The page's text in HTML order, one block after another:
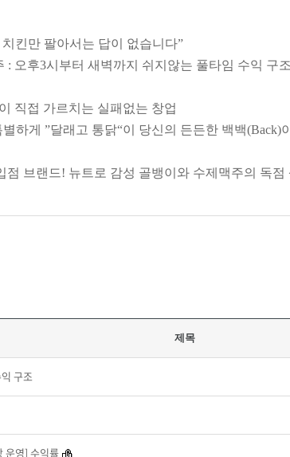
치킨만 팔아서는 답이 없습니다”
: 오후3시부터 새벽까지 쉬지않는 풀타임 수익 구조
직접 가르치는 실패없는 창업
하게 ”달래고 통닭“이 당신의 든든한 백백(Back)
점 브랜드! 뉴트로 감성 골뱅이와 수제맥주의 독점
제목
구조
운영] 수익률